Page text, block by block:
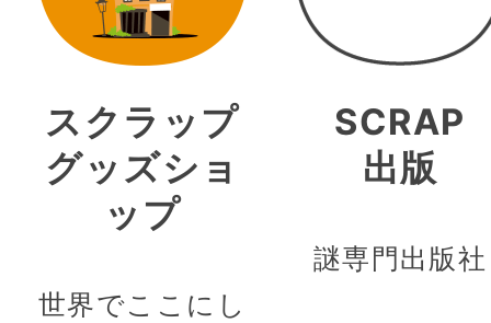
スクラップ
グッズショ
ップ
世界でここにし
SCRAP
出版
謎専門出版社